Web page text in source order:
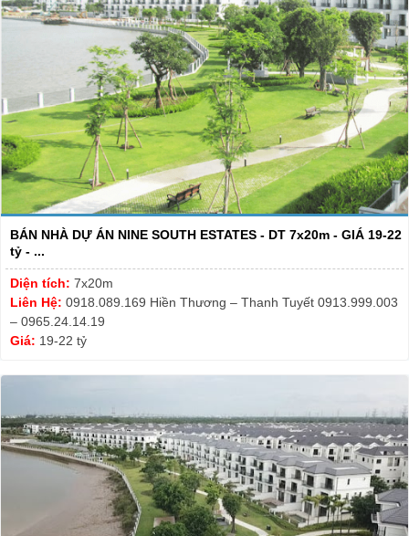
BÁN NHÀ DỰ ÁN NINE SOUTH ESTATES - DT 7x20m - GIÁ 19-22
tỷ - ...
Diện tích: 7x20m
Liên Hệ: 0918.089.169 Hiền Thương – Thanh Tuyết 0913.999.003
– 0965.24.14.19
Giá: 19-22 tỷ